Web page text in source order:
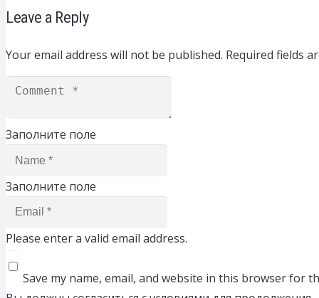
Leave a Reply
Your email address will not be published. Required fields
Заполните поле
Заполните поле
Please enter a valid email address.
Save my name, email, and website in this browser for